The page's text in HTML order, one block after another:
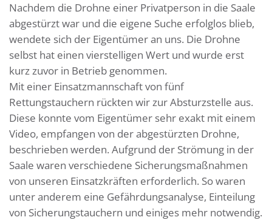
Nachdem die Drohne einer Privatperson in die Saale
abgestürzt war und die eigene Suche erfolglos blieb,
wendete sich der Eigentümer an uns. Die Drohne
selbst hat einen vierstelligen Wert und wurde erst
kurz zuvor in Betrieb genommen.
Mit einer Einsatzmannschaft von fünf
Rettungstauchern rückten wir zur Absturzstelle aus.
Diese konnte vom Eigentümer sehr exakt mit einem
Video, empfangen von der abgestürzten Drohne,
beschrieben werden. Aufgrund der Strömung in der
Saale waren verschiedene Sicherungsmaßnahmen
von unseren Einsatzkräften erforderlich. So waren
unter anderem eine Gefährdungsanalyse, Einteilung
von Sicherungstauchern und einiges mehr notwendig.